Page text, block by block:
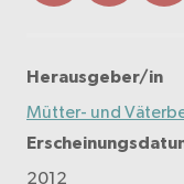
Herausgeber/in
Mütter- und
2012